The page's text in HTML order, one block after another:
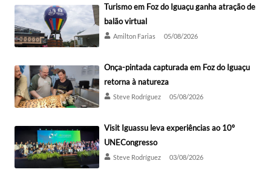
Turismo em Foz do Iguaçu ganha atração de
balão virtual
Amilton Farias 05/08/2026
Onça-pintada capturada em Foz do Iguaçu
retorna à natureza
Steve Rodríguez 05/08/2026
Visit Iguassu leva experiências ao 10º
UNECongresso
Steve Rodríguez 03/08/2026